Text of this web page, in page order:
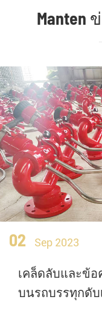
Manten
02 Sep 2023
เคล็ดลับและข้อ
บนรถบรรทุกดับ